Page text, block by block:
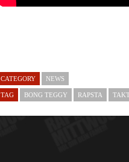
CATEGORY NEWS
TAG BONG TEGGY RAPSTA